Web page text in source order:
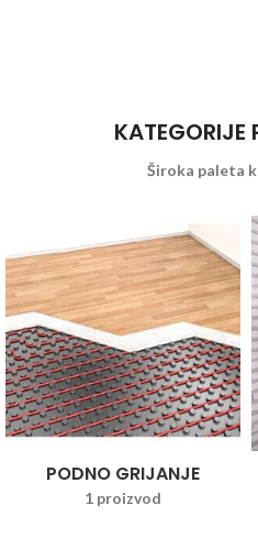
KATEGORIJE
Široka paleta
PODNO GRIJANJE
1 proizvod